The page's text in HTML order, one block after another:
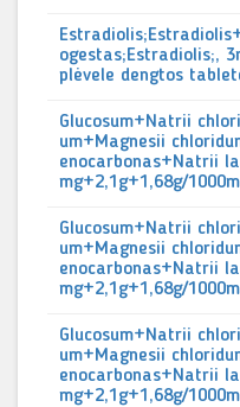
ogestas;Estradiolis;,
plėvele dengtos
Glucosum+Natrii
um+Magnesii
enocarbonas+Natrii
mg+2,1g+1,68g/
Glucosum+Natrii
um+Magnesii
enocarbonas+Natrii
mg+2,1g+1,68g/
Glucosum+Natrii
um+Magnesii
enocarbonas+Natrii
mg+2,1g+1,68g/